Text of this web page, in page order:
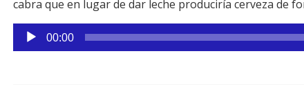
cabra que en lugar de dar leche produciría cerveza de
Reproductor
de
00:00